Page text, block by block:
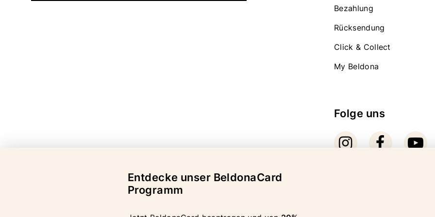
Bezahlung
Rücksendung
Click & Collect
My Beldona
Folge uns
Entdecke unser BeldonaCard
Programm